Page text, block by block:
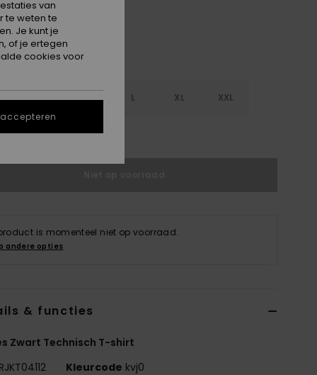
S M L XL XXL
maattabel
is momenteel niet op voorraad.
andere opties
& functies
Zwart Technisch T-shirt
Kleurcode kvj0
van
te weten te
Je kunt je
of je ertegen
cookies voor